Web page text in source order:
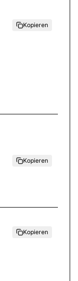
Kopieren
Kopieren
Kopieren